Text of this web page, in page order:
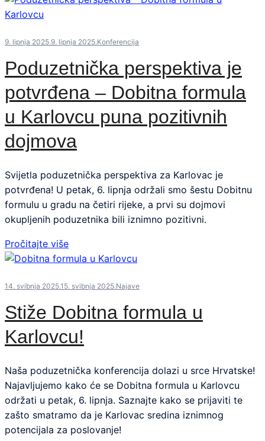
9. lipnja 2025.9. lipnja 2025.Konferencija
Poduzetnička perspektiva je
potvrđena – Dobitna formula
u Karlovcu puna pozitivnih
dojmova
Svijetla poduzetnička perspektiva za Karlovac je
potvrđena! U petak, 6. lipnja održali smo šestu Dobitnu
formulu u gradu na četiri rijeke, a prvi su dojmovi
okupljenih poduzetnika bili iznimno pozitivni.
Pročitajte više
14. svibnja 2025.15. svibnja 2025.Najave
Stiže Dobitna formula u
Karlovcu!
Naša poduzetnička konferencija dolazi u srce Hrvatske!
Najavljujemo kako će se Dobitna formula u Karlovcu
održati u petak, 6. lipnja. Saznajte kako se prijaviti te
zašto smatramo da je Karlovac sredina iznimnog
potencijala za poslovanje!